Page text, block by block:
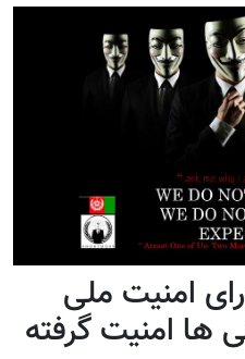
امنیت ملی
ها امنیت گرفته